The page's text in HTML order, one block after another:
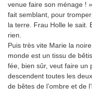
venue faire son ménage !
fait semblant, pour
la terre. Frau Holle le sait.
rien.
Puis très vite Marie la
monde est un tissu de
fée, bien sûr, veut faire un
descendent toutes les
de bêtes de l’ombre et de